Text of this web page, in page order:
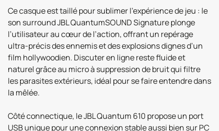
Ce casque est taillé pour sublimer l’expérience de jeu : le
son surround JBL QuantumSOUND Signature plonge
l’utilisateur au cœur de l’action, offrant un repérage
ultra-précis des ennemis et des explosions dignes d’un
film hollywoodien. Discuter en ligne reste fluide et
naturel grâce au micro à suppression de bruit qui filtre
les parasites extérieurs, idéal pour se faire entendre dans
la mêlée.
Côté connectique, le JBL Quantum 610 propose un port
USB unique pour une connexion stable aussi bien sur PC